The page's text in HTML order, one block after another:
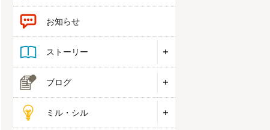
お知らせ
ストーリー
ブログ
ミル・シル